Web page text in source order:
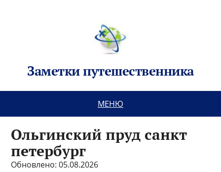
Заметки путешественника
МЕНЮ
Ольгинский пруд санкт
петербург
Обновлено: 05.08.2026